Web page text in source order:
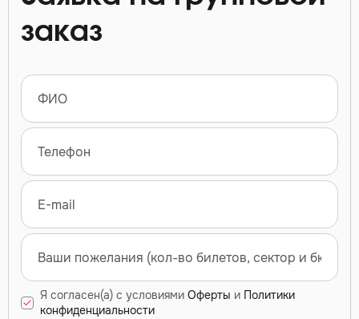
заказ
Я согласен(а) с условиями Оферты и Политики
конфиденциальности